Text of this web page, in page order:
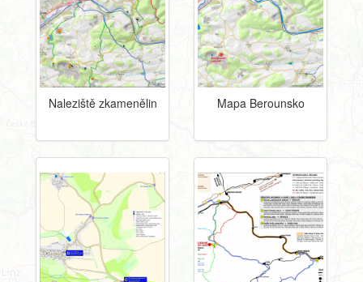
Naleziště zkamenělin Mapa Berounsko